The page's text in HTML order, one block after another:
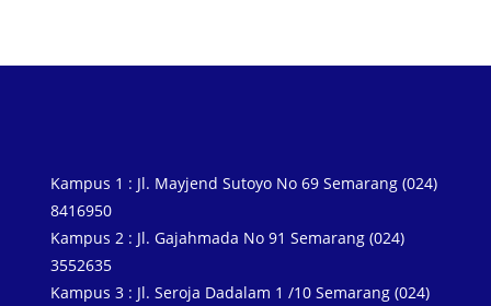
Kampus 1 : Jl. Mayjend Sutoyo No 69 Semarang (024)
8416950
Kampus 2 : Jl. Gajahmada No 91 Semarang (024)
3552635
Kampus 3 : Jl. Seroja Dadalam 1 /10 Semarang (024)